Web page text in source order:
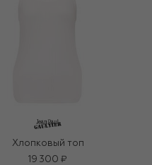
Хлопковый топ
19 300 ₽